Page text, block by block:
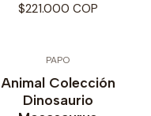
$221.000 COP
PAPO
Animal Colección
Dinosaurio